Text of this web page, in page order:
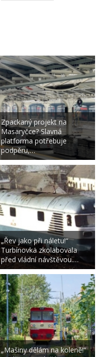
Zpackaný projekt na
Masaryčce? Slavná
platforma potřebuje
podpěru,…
„Řev jako při náletu!“
Turbínovka zkolabovala
před vládní návštěvou.…
„Mašiny dělám na koleně!“